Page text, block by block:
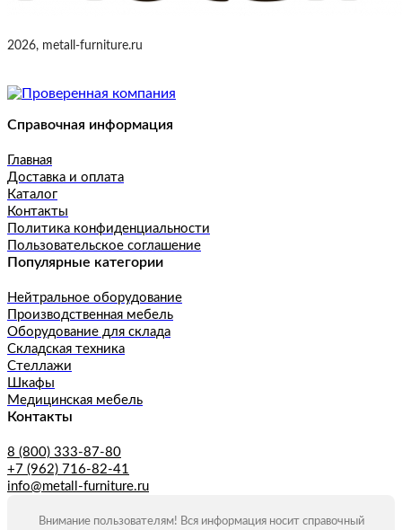
2026, metall-furniture.ru
Справочная информация
Главная
Доставка и оплата
Каталог
Контакты
Политика конфиденциальности
Пользовательское соглашение
Популярные категории
Нейтральное оборудование
Производственная мебель
Оборудование для склада
Складская техника
Стеллажи
Шкафы
Медицинская мебель
Контакты
8 (800) 333-87-80
+7 (962) 716-82-41
info@metall-furniture.ru
Внимание пользователям! Вся информация носит справочный